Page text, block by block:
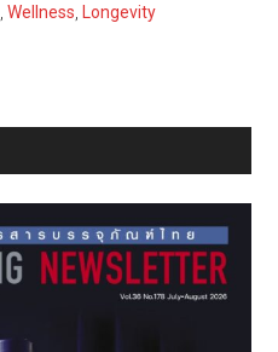
,Wellness Longevity